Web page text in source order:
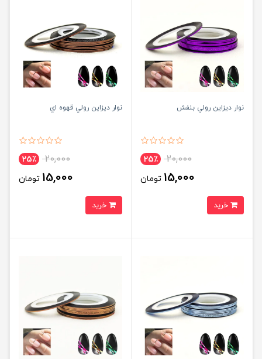
نوار ديزاين رولي بنفش
20,000 25٪
15,000 تومان
نوار ديزاين رولي قهوه اي
20,000 25٪
15,000 تومان